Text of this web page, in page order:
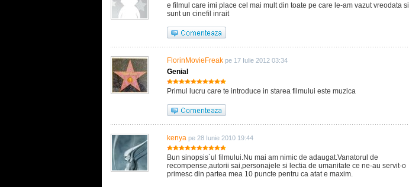
e filmul care imi place cel mai mult din toate pe care le-am vazut vreodata si
sunt un cinefil inrait
FlorinMovieFreak pe 17 Iulie 2012 03:34
Genial
Primul lucru care te introduce in starea filmului este muzica
kenya pe 28 Iunie 2010 19:44
Bun sinopsis`ul filmului.Nu mai am nimic de adaugat.Vanatorul de
recompense,autorii sai,personajele si lectia de umanitate ce ne-au servit-o
primesc din partea mea 10 puncte pentru ca atat e maxim.